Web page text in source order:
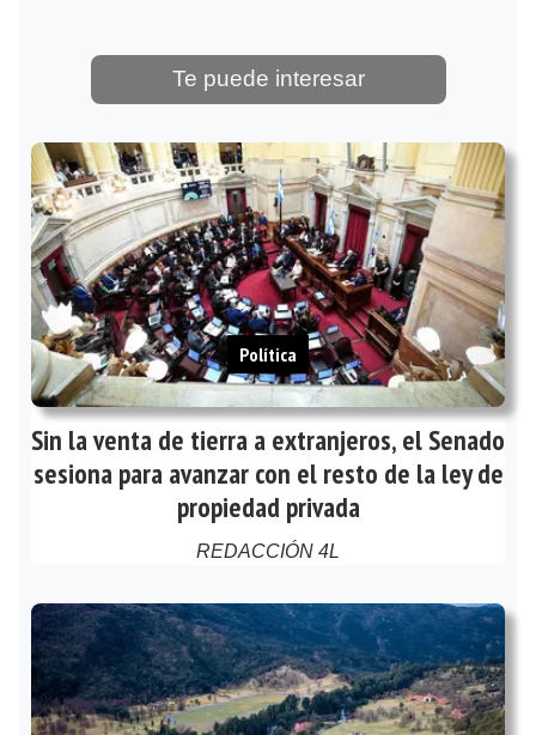
Te puede interesar
Sin la venta de tierra a extranjeros, el Senado
sesiona para avanzar con el resto de la ley de
propiedad privada
REDACCIÓN 4L
Política